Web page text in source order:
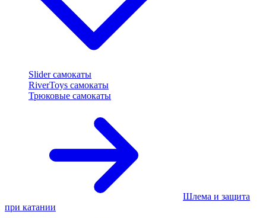
Slider самокаты
RiverToys самокаты
Трюковые самокаты
Шлема и защита
при катании